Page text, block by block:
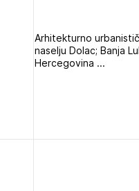
Arhitekturno
naselju Dolac; Banja
Hercegovina ...